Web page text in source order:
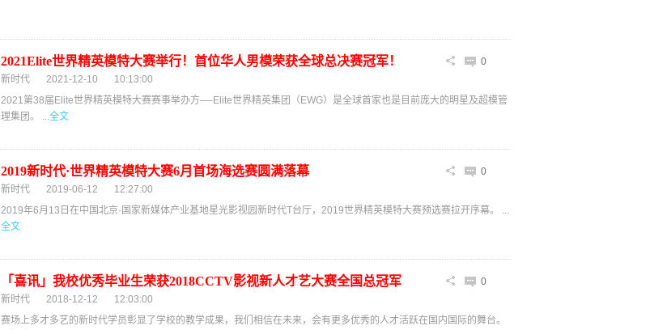
2021Elite世界精英模特大赛举行！首位华人男模荣获全球总决赛冠军！
0
新时代
2021-12-10
10:13:00
2021第38届Elite世界精英模特大赛赛事举办方—-Elite世界精英集团（EWG）是全球首家也是目前庞大的明星及超模管
理集团。 ...全文
2019新时代·世界精英模特大赛6月首场海选赛圆满落幕
0
新时代
2019-06-12
12:27:00
2019年6月13日在中国北京·国家新媒体产业基地星光影视园新时代T台厅，2019世界精英模特大赛预选赛拉开序幕。 ...
全文
「喜讯」我校优秀毕业生荣获2018CCTV影视新人才艺大赛全国总冠军
0
新时代
2018-12-12
12:03:00
赛场上多才多艺的新时代学员彰显了学校的教学成果，我们相信在未来，会有更多优秀的人才活跃在国内国际的舞台。